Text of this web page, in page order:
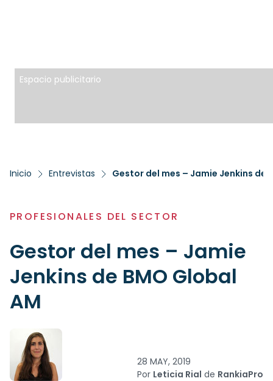
Espacio publicitario
Inicio Entrevistas Gestor del mes – Jamie Jenkins de
PROFESIONALES DEL SECTOR
Gestor del mes – Jamie
Jenkins de BMO Global
AM
28 MAY, 2019
Por Leticia Rial de RankiaPro